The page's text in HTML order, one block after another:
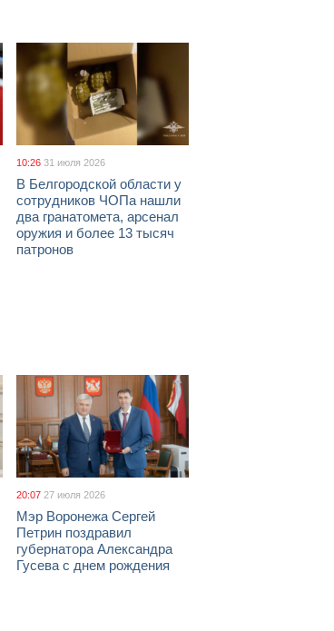
10:26 31 июля 2026
В Белгородской области у
сотрудников ЧОПа нашли
два гранатомета, арсенал
оружия и более 13 тысяч
патронов
20:07 27 июля 2026
Мэр Воронежа Сергей
Петрин поздравил
губернатора Александра
Гусева с днем рождения